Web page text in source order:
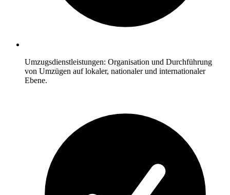
Umzugsdienstleistungen: Organisation und Durchführung
von Umzügen auf lokaler, nationaler und internationaler
Ebene.